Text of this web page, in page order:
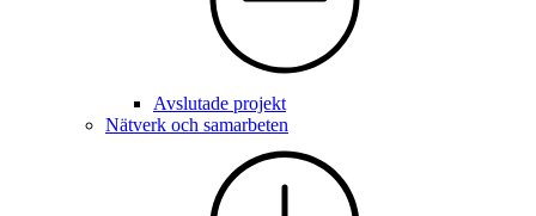
Avslutade projekt
Nätverk och samarbeten